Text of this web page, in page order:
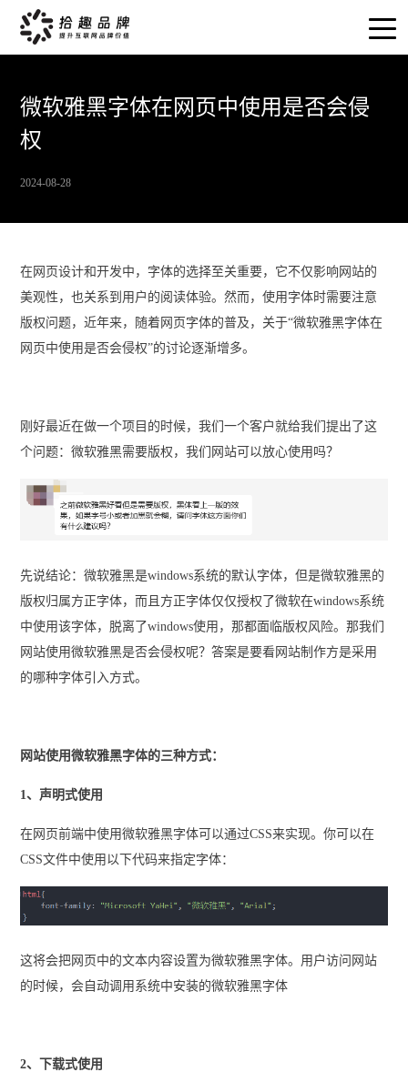
微软雅黑字体在网页中使用是否会侵
权
2024-08-28
在网页设计和开发中，字体的选择至关重要，它不仅影响网站的
美观性，也关系到用户的阅读体验。然而，使用字体时需要注意
版权问题，近年来，随着网页字体的普及，关于“微软雅黑字体在
网页中使用是否会侵权”的讨论逐渐增多。
刚好最近在做一个项目的时候，我们一个客户就给我们提出了这
个问题：微软雅黑需要版权，我们网站可以放心使用吗？
先说结论：微软雅黑是windows系统的默认字体，但是微软雅黑的
版权归属方正字体，而且方正字体仅仅授权了微软在windows系统
中使用该字体，脱离了windows使用，那都面临版权风险。那我们
网站使用微软雅黑是否会侵权呢？答案是要看网站制作方是采用
的哪种字体引入方式。
网站使用微软雅黑字体的三种方式：
1、声明式使用
在网页前端中使用微软雅黑字体可以通过CSS来实现。你可以在
CSS文件中使用以下代码来指定字体：
这将会把网页中的文本内容设置为微软雅黑字体。用户访问网站
的时候，会自动调用系统中安装的微软雅黑字体
2、下载式使用